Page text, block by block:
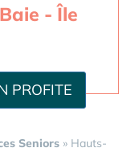
- Île
PROFITE
Seniors » Hauts-